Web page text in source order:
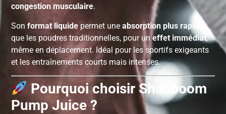
congestion musculaire.
Sonformat liquide permet uneabsorption plus rapide
que les poudres traditionnelles, pour uneffet immédiat,
même en déplacement. Idéal pour les sportifs exigeants
et les entraînements courts mais intenses.
Pourquoi choisir Shaaboom
Pump Juice ?